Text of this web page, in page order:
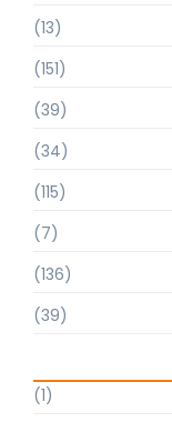
(13)
(151)
(39)
(34)
(115)
(7)
(136)
(39)
(1)